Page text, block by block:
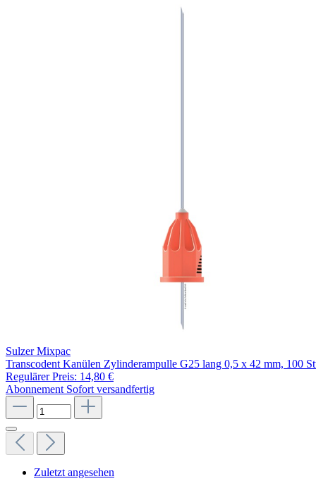
Sulzer Mixpac
Transcodent Kanülen Zylinderampulle G25 lang 0,5 x 42 mm, 100
Regulärer Preis: 14,80 €
Abonnement Sofort versandfertig
Zuletzt angesehen